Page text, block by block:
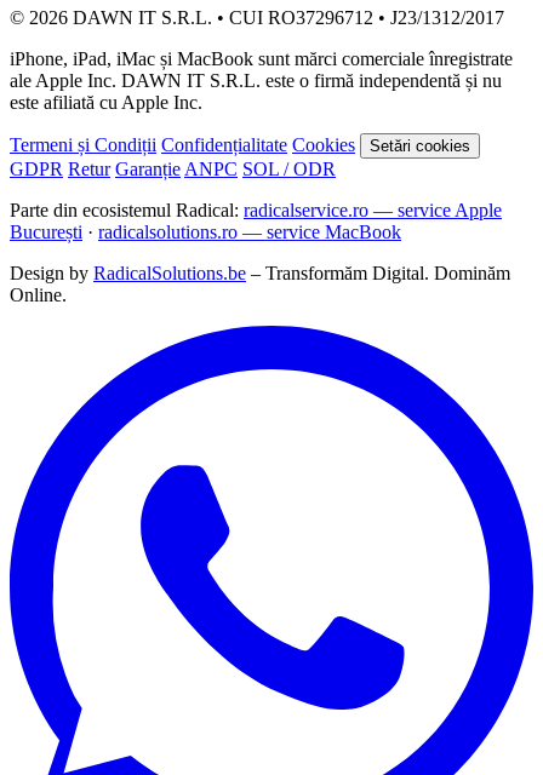
© 2026 DAWN IT S.R.L. • CUI RO37296712 • J23/1312/2017
iPhone, iPad, iMac și MacBook sunt mărci comerciale înregistrate
ale Apple Inc. DAWN IT S.R.L. este o firmă independentă și nu
este afiliată cu Apple Inc.
Termeni și Condiții Confidențialitate Cookies Setări cookies
GDPR Retur Garanție ANPC SOL / ODR
Parte din ecosistemul Radical: radicalservice.ro — service Apple
București · radicalsolutions.ro — service MacBook
Design by RadicalSolutions.be – Transformăm Digital. Dominăm
Online.